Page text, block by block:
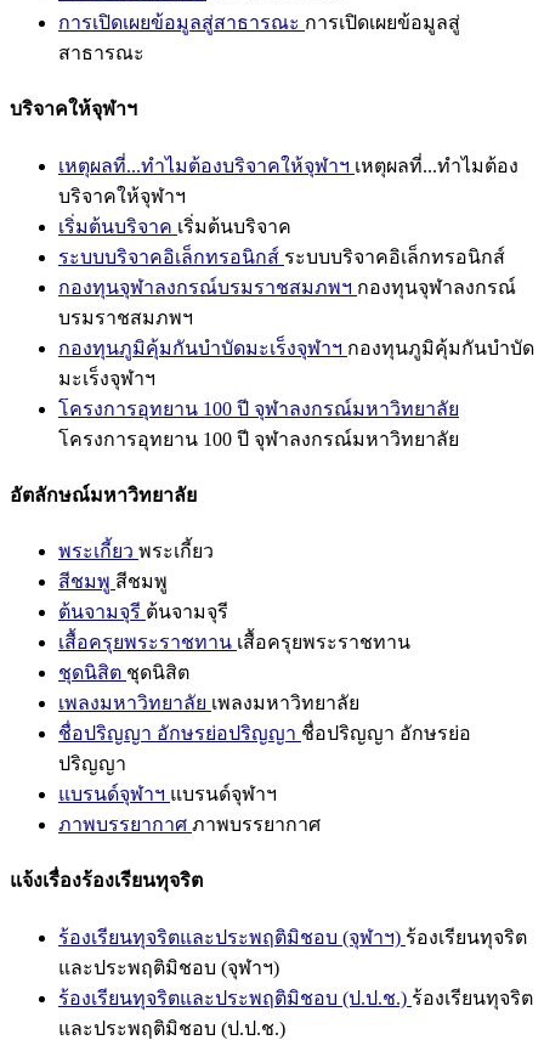
การเปิดเผยข้อมูลสู่สาธารณะ การเปิดเผยข้อมูลสู่
สาธารณะ
บริจาคให้จุฬาฯ
เหตุผลที่...ทำไมต้องบริจาคให้จุฬาฯ เหตุผลที่...ทำไมต้อง
บริจาคให้จุฬาฯ
เริ่มต้นบริจาค เริ่มต้นบริจาค
ระบบบริจาคอิเล็กทรอนิกส์ ระบบบริจาคอิเล็กทรอนิกส์
กองทุนจุฬาลงกรณ์บรมราชสมภพฯ กองทุนจุฬาลงกรณ์
บรมราชสมภพฯ
กองทุนภูมิคุ้มกันบำบัดมะเร็งจุฬาฯ กองทุนภูมิคุ้มกันบำบัด
มะเร็งจุฬาฯ
โครงการอุทยาน 100 ปี จุฬาลงกรณ์มหาวิทยาลัย
โครงการอุทยาน 100 ปี จุฬาลงกรณ์มหาวิทยาลัย
อัตลักษณ์มหาวิทยาลัย
พระเกี้ยว พระเกี้ยว
สีชมพู สีชมพู
ต้นจามจุรี ต้นจามจุรี
เสื้อครุยพระราชทาน เสื้อครุยพระราชทาน
ชุดนิสิต ชุดนิสิต
เพลงมหาวิทยาลัย เพลงมหาวิทยาลัย
ชื่อปริญญา อักษรย่อปริญญา ชื่อปริญญา อักษรย่อ
ปริญญา
แบรนด์จุฬาฯ แบรนด์จุฬาฯ
ภาพบรรยากาศ ภาพบรรยากาศ
แจ้งเรื่องร้องเรียนทุจริต
ร้องเรียนทุจริตและประพฤติมิชอบ (จุฬาฯ) ร้องเรียนทุจริต
และประพฤติมิชอบ (จุฬาฯ)
ร้องเรียนทุจริตและประพฤติมิชอบ (ป.ป.ช.) ร้องเรียนทุจริต
และประพฤติมิชอบ (ป.ป.ช.)